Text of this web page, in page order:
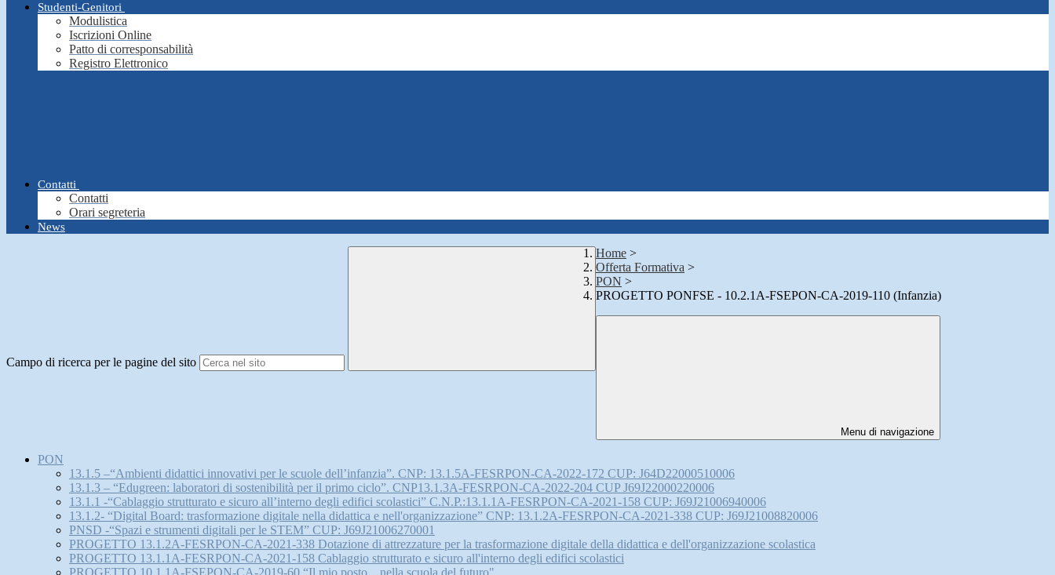
Studenti-Genitori
Modulistica
Iscrizioni Online
Patto di corresponsabilità
Registro Elettronico
Contatti
Contatti
Orari segreteria
News
Campo di ricerca per le pagine del sito
Home >
Offerta Formativa >
PON >
PROGETTO PONFSE - 10.2.1A-FSEPON-CA-2019-110 (Infanzia)
Menu di navigazione
PON
13.1.5 –“Ambienti didattici innovativi per le scuole dell’infanzia”. CNP: 13.1.5A-FESRPON-CA-2022-172 CUP: J64D22000510006
13.1.3 – “Edugreen: laboratori di sostenibilità per il primo ciclo”. CNP13.1.3A-FESRPON-CA-2022-204 CUP J69J22000220006
13.1.1 -“Cablaggio strutturato e sicuro all’interno degli edifici scolastici” C.N.P.:13.1.1A-FESRPON-CA-2021-158 CUP: J69J21006940006
13.1.2- “Digital Board: trasformazione digitale nella didattica e nell'organizzazione” CNP: 13.1.2A-FESRPON-CA-2021-338 CUP: J69J21008820006
PNSD -“Spazi e strumenti digitali per le STEM” CUP: J69J21006270001
PROGETTO 13.1.2A-FESRPON-CA-2021-338 Dotazione di attrezzature per la trasformazione digitale della didattica e dell'organizzazione scolastica
PROGETTO 13.1.1A-FESRPON-CA-2021-158 Cablaggio strutturato e sicuro all'interno degli edifici scolastici